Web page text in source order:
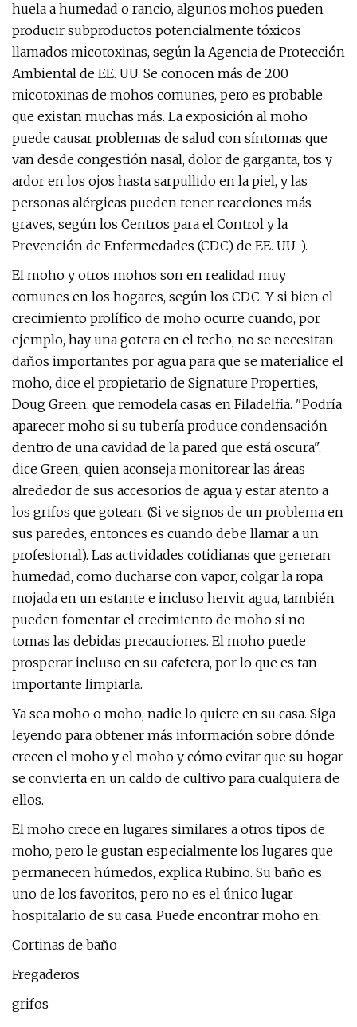
huela a humedad o rancio, algunos mohos pueden
producir subproductos potencialmente tóxicos
llamados micotoxinas, según la Agencia de Protección
Ambiental de EE. UU. Se conocen más de 200
micotoxinas de mohos comunes, pero es probable
que existan muchas más. La exposición al moho
puede causar problemas de salud con síntomas que
van desde congestión nasal, dolor de garganta, tos y
ardor en los ojos hasta sarpullido en la piel, y las
personas alérgicas pueden tener reacciones más
graves, según los Centros para el Control y la
Prevención de Enfermedades (CDC) de EE. UU. ).
El moho y otros mohos son en realidad muy
comunes en los hogares, según los CDC. Y si bien el
crecimiento prolífico de moho ocurre cuando, por
ejemplo, hay una gotera en el techo, no se necesitan
daños importantes por agua para que se materialice el
moho, dice el propietario de Signature Properties,
Doug Green, que remodela casas en Filadelfia. "Podría
aparecer moho si su tubería produce condensación
dentro de una cavidad de la pared que está oscura",
dice Green, quien aconseja monitorear las áreas
alrededor de sus accesorios de agua y estar atento a
los grifos que gotean. (Si ve signos de un problema en
sus paredes, entonces es cuando debe llamar a un
profesional). Las actividades cotidianas que generan
humedad, como ducharse con vapor, colgar la ropa
mojada en un estante e incluso hervir agua, también
pueden fomentar el crecimiento de moho si no
tomas las debidas precauciones. El moho puede
prosperar incluso en su cafetera, por lo que es tan
importante limpiarla.
Ya sea moho o moho, nadie lo quiere en su casa. Siga
leyendo para obtener más información sobre dónde
crecen el moho y el moho y cómo evitar que su hogar
se convierta en un caldo de cultivo para cualquiera de
ellos.
El moho crece en lugares similares a otros tipos de
moho, pero le gustan especialmente los lugares que
permanecen húmedos, explica Rubino. Su baño es
uno de los favoritos, pero no es el único lugar
hospitalario de su casa. Puede encontrar moho en:
Cortinas de baño
Fregaderos
grifos